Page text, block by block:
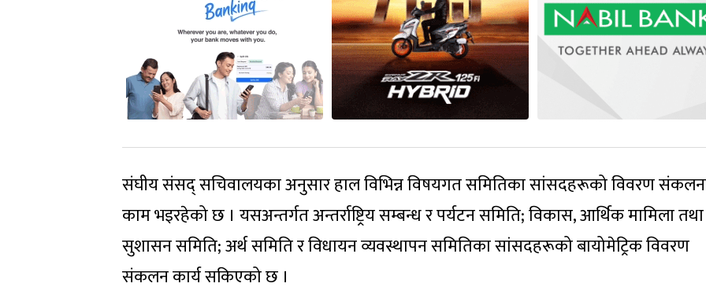
संघीय संसद् सचिवालयका अनुसार हाल विभिन्न विषयगत समितिका सांसदहरूको विवरण
काम भइरहेको छ । यसअन्तर्गत अन्तर्राष्ट्रिय सम्बन्ध र पर्यटन समिति; विकास, आर्थिक मामिला तथा
सुशासन समिति; अर्थ समिति र विधायन व्यवस्थापन समितिका सांसदहरूको बायोमेट्रिक विवरण
संकलन कार्य सकिएको छ ।